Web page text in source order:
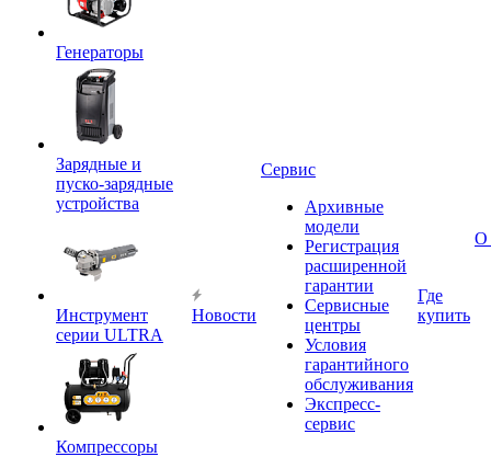
Генераторы
Зарядные и
пуско-зарядные
устройства
Инструмент
серии ULTRA
Компрессоры
Новости
Сервис
Архивные
модели
Регистрация
расширенной
гарантии
Сервисные
центры
Условия
гарантийного
обслуживания
Экспресс-
сервис
Где
купить
О